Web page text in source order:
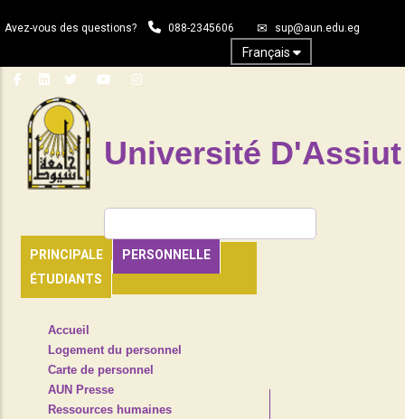
au
principal
Avez-vous des questions? 088-2345606 sup@aun.edu.eg
Français
Université D'Assiut
PRINCIPALE
PERSONNELLE
ÉTUDIANTS
HEADER
NAVIGATION
Accueil
Logement du personnel
Carte de personnel
AUN Presse
Ressources humaines